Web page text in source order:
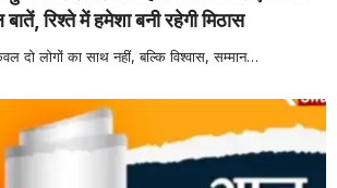
रिश्ते में हमेशा बनी रहेगी मिठास
दो लोगों का साथ नहीं, बल्कि विश्वास, सम्मान…